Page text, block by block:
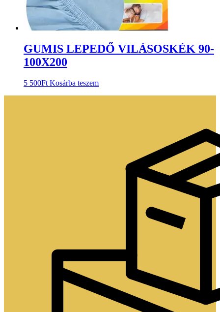
GUMIS LEPEDŐ VILÁSOSKÉK 90-
100X200
5 500Ft Kosárba teszem